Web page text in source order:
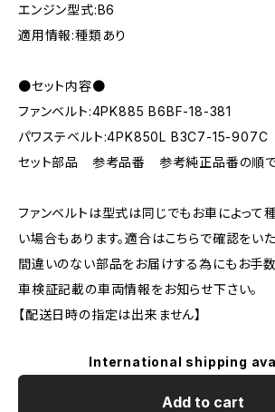
エンジン型式:B6
適用情報:種類あり
●セット内容●
ファンベルト:4PK885 B6BF-18-381
パワステベルト:4PK850L B3C7-15-907C
セット部品 参考品番 参考純正品番の順で
ファンベルトは型式は同じでもお車によって
い場合もあります。適合はこちらで確認をいた
間違いのない部品をお届けする為にもお手
車検証記載の車両情報をお知らせ下さい。
【配送日時の指定は出来ません】
International shipping
Add to cart